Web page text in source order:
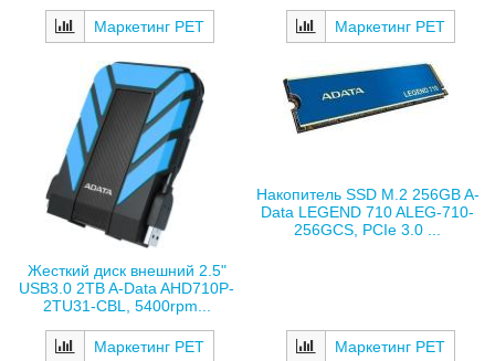
Маркетинг РЕТ Маркетинг РЕТ
Жесткий диск внешний 2.5"
USB3.0 2TB A-Data AHD710P-
2TU31-CBL, 5400rpm...
Маркетинг РЕТ
Накопитель SSD M.2 256GB A-
Data LEGEND 710 ALEG-710-
256GCS, PCIe 3.0 ...
Маркетинг РЕТ